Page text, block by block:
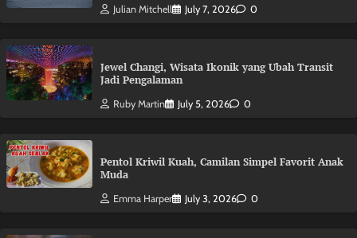
Julian Mitchell July 7, 2026 0
Jewel Changi, Wisata Ikonik yang Ubah Transit
Jadi Pengalaman
Ruby Martin July 5, 2026 0
Pentol Kriwil Kuah, Camilan Simpel Favorit Anak
Muda
Emma Harper July 3, 2026 0